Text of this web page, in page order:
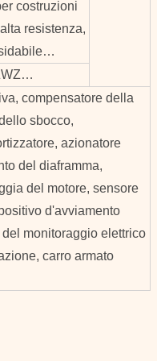
costruzioni
resistenza,
compensatore della
sbocco,
azionatore
del diaframma,
del motore, sensore
d'avviamento
monitoraggio elettrico
carro armato